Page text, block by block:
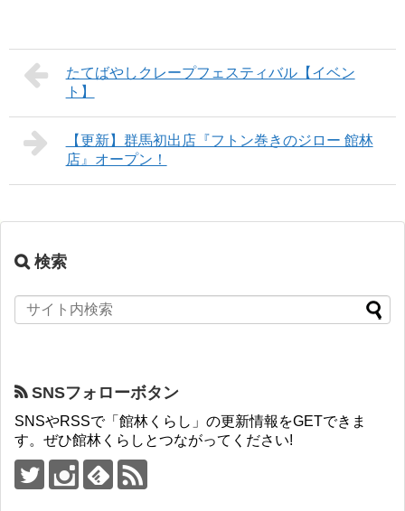
たてばやしクレープフェスティバル【イベン
ト】
【更新】群馬初出店『フトン巻きのジロー 館林
店』オープン！
検索
SNSフォローボタン
SNSやRSSで「館林くらし」の更新情報をGETできま
す。ぜひ館林くらしとつながってください!